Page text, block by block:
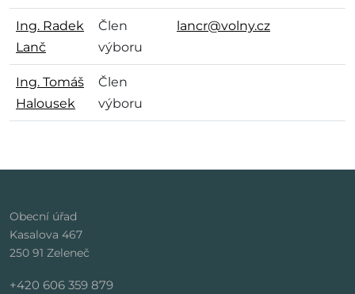
Ing. Radek
Lanč
Člen
výboru
lancr@volny.cz
Ing. Tomáš
Halousek
Člen
výboru
Obecní úřad
Kasalova 467
250 91 Zeleneč
+420 606 359 879